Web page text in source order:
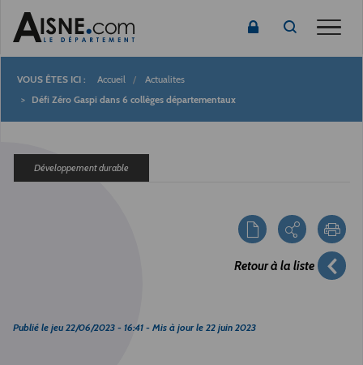
Fil
Accueil
Actualites
Défi Zéro Gaspi dans 6 collèges départementaux
Développement durable
Retour à la liste
Publié le jeu 22/06/2023 - 16:41 - Mis à jour le 22 juin 2023